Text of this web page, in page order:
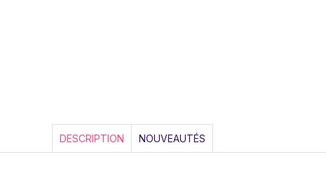
DESCRIPTION NOUVEAUTÉS